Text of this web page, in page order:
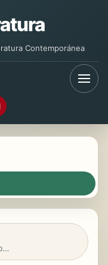
Contemporánea
La Ninez y La Seguridad Nacional En Mexico